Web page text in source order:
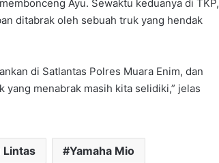
Ayu. Sewaktu keduanya di TKP,
ditabrak oleh sebuah truk yang hendak
di Satlantas Polres Muara Enim, dan
menabrak masih kita selidiki,” jelas
Lintas Yamaha Mio